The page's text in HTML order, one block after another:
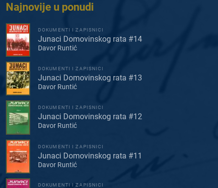
Najnovije u ponudi
DOKUMENTI I ZAPISNICI
Junaci Domovinskog rata #14
Davor Runtić
DOKUMENTI I ZAPISNICI
Junaci Domovinskog rata #13
Davor Runtić
DOKUMENTI I ZAPISNICI
Junaci Domovinskog rata #12
Davor Runtić
DOKUMENTI I ZAPISNICI
Junaci Domovinskog rata #11
Davor Runtić
DOKUMENTI I ZAPISNICI